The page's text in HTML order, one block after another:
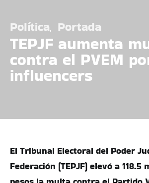
Política Portada
TEPJF aumenta
contra el PVEM
influencers
El Tribunal Electoral del Poder
Federación (TEPJF) elevó a 118.5